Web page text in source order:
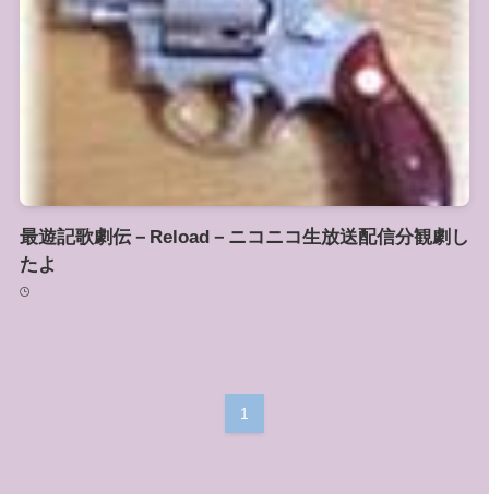
最遊記歌劇伝－Reload－ニコニコ生放送配信分観劇し
たよ
1